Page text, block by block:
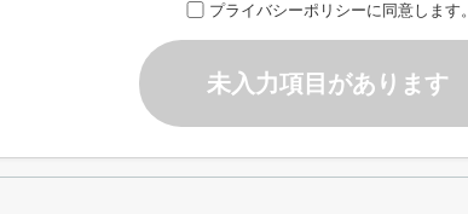
プライバシーポリシーに同意します。
未入力項目があります